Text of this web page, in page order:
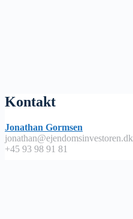
Kontakt
Jonathan Gormsen
jonathan@ejendomsinvestoren.dk
+45 93 98 91 81